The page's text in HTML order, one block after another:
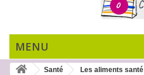
0
MENU
Santé Les aliments santé